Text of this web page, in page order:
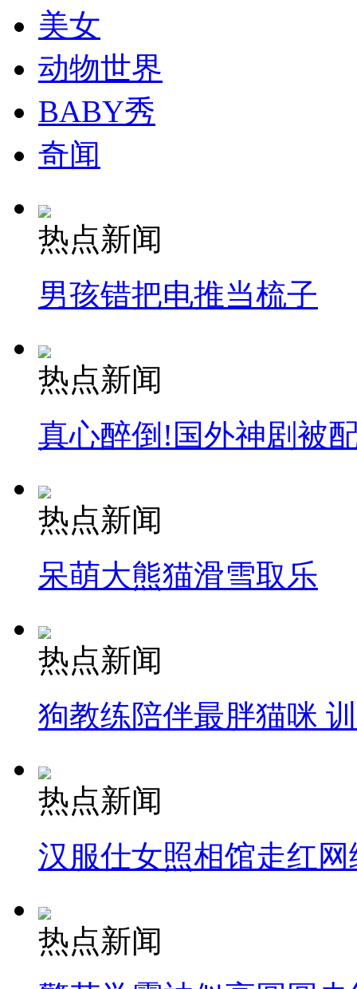
消防员救轻生者
纽约上演“枕头大战”
司机酒驾遇交警 急速倒车逃窜
美女
动物世界
BABY秀
奇闻
热点新闻
男孩错把电推当梳子
热点新闻
真心醉倒!国外神剧被
热点新闻
呆萌大熊猫滑雪取乐
热点新闻
狗教练陪伴最胖猫咪
热点新闻
汉服仕女照相馆走红网
热点新闻